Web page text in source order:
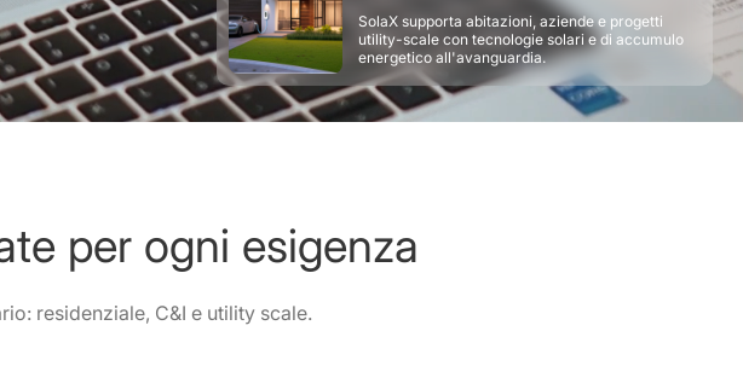
SolaX supporta abitazioni, aziende e progetti
utility-scale con tecnologie solari e di accumulo
energetico all'avanguardia.
per ogni esigenza
residenziale, C&I e utility scale.